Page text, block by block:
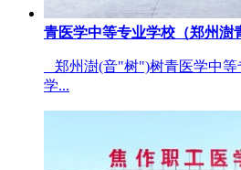
青医学中等专业学校（郑州澍
郑州澍(音"树")树青医学中等
学...